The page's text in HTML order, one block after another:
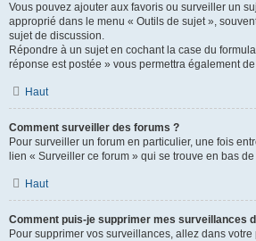
Vous pouvez ajouter aux favoris ou surveiller un
approprié dans le menu « Outils de sujet »,
sujet de discussion.
Répondre à un sujet en cochant la case du
réponse est postée » vous permettra également
Haut
Comment surveiller des forums ?
Pour surveiller un forum en particulier, une fois
lien « Surveiller ce forum » qui se trouve en bas
Haut
Comment puis-je supprimer mes surveillances
Pour supprimer vos surveillances, allez dans